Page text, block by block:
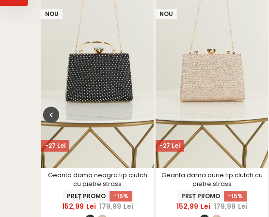
-27 Lei
NOU
Geanta dama neagra tip clutch
cu pietre strass
PREȚ PROMO -15%
152,99 Lei 179,99 Lei
-27 Lei
NOU
Geanta dama aurie tip clutch cu
pietre strass
PREȚ PROMO -15%
152,99 Lei 179,99 Lei